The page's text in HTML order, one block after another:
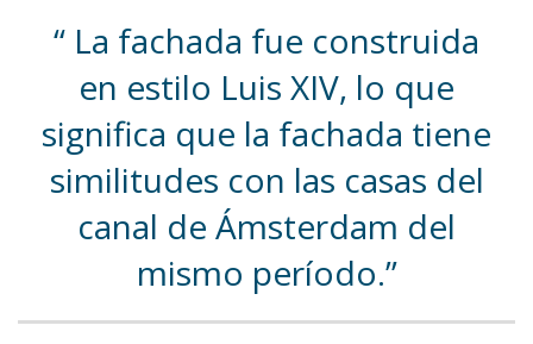
La fachada fue construida
en estilo Luis XIV, lo que
significa que la fachada tiene
similitudes con las casas del
canal de Ámsterdam del
mismo período.